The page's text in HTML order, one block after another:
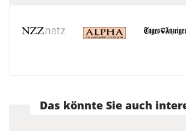
Das könnte Sie auch